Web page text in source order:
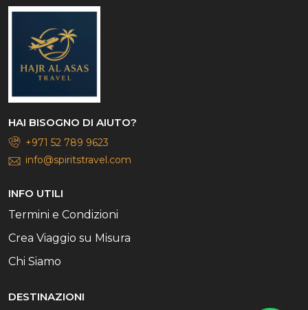
HAI BISOGNO DI AIUTO?
+971 52 789 9623
info@spiritstravel.com
INFO UTILI
Termini e Condizioni
Crea Viaggio su Misura
Chi Siamo
DESTINAZIONI